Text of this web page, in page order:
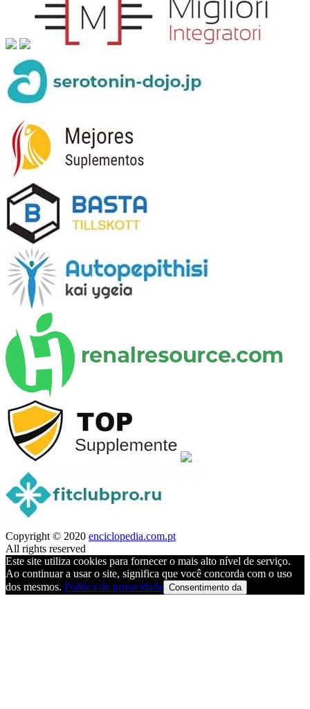
Copyright © 2020 enciclopedia.com.pt
All rights reserved
Este site utiliza cookies para fornecer o mais alto nível de serviço.
Ao continuar a usar o site, significa que você concorda com o uso
dos mesmos. Política de privacidade Consentimento da